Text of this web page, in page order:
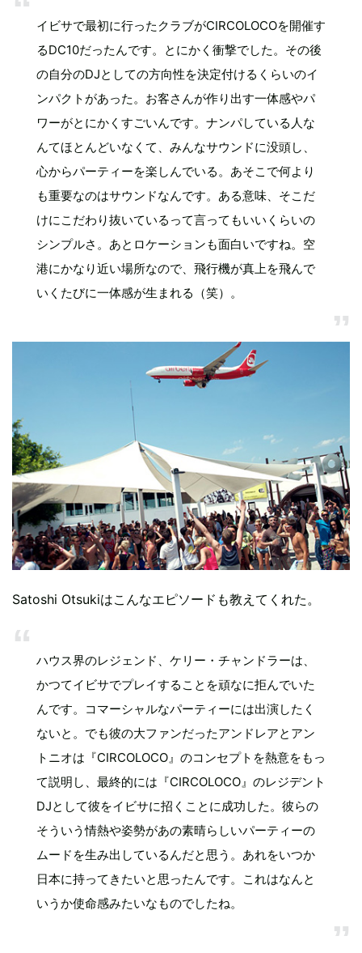
イビサで最初に行ったクラブがCIRCOLOCOを開催す
るDC10だったんです。とにかく衝撃でした。その後
の自分のDJとしての方向性を決定付けるくらいのイ
ンパクトがあった。お客さんが作り出す一体感やパ
ワーがとにかくすごいんです。ナンパしている人な
んてほとんどいなくて、みんなサウンドに没頭し、
心からパーティーを楽しんでいる。あそこで何より
も重要なのはサウンドなんです。ある意味、そこだ
けにこだわり抜いているって言ってもいいくらいの
シンプルさ。あとロケーションも面白いですね。空
港にかなり近い場所なので、飛行機が真上を飛んで
いくたびに一体感が生まれる（笑）。
Satoshi Otsukiはこんなエピソードも教えてくれた。
ハウス界のレジェンド、ケリー・チャンドラーは、
かつてイビサでプレイすることを頑なに拒んでいた
んです。コマーシャルなパーティーには出演したく
ないと。でも彼の大ファンだったアンドレアとアン
トニオは『CIRCOLOCO』のコンセプトを熱意をもっ
て説明し、最終的には『CIRCOLOCO』のレジデント
DJとして彼をイビサに招くことに成功した。彼らの
そういう情熱や姿勢があの素晴らしいパーティーの
ムードを生み出しているんだと思う。あれをいつか
日本に持ってきたいと思ったんです。これはなんと
いうか使命感みたいなものでしたね。